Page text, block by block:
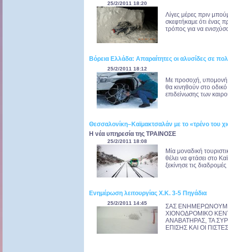
25/2/2011 18:20
Λίγες μέρες πριν
σκεφτήκαμε ότι ένας
τρόπος για να
Βόρεια Ελλάδα: Απαραίτητες οι αλυσίδες σε
25/2/2011 18:12
Με προσοχή, υπομονή
θα κινηθούν στο οδικό
επιδείνωσης των
Θεσσαλονίκη–Καϊμακτσαλάν με το «τρένο του
Η νέα υπηρεσία της ΤΡΑΙΝΟΣΕ
25/2/2011 18:08
Μία μοναδική
θέλει να φτάσει στο
ξεκίνησε τις
Ενημέρωση λειτουργίας Χ.Κ. 3-5 Πηγάδια
25/2/2011 14:45
ΣΑΣ ΕΝΗΜΕΡΩΝΟΥΜΕ
ΧΙΟΝΟΔΡΟΜΙΚΟ
ΑΝΑΒΑΤΗΡΑΣ, ΤΑ
ΕΠΙΣΗΣ ΚΑΙ ΟΙ